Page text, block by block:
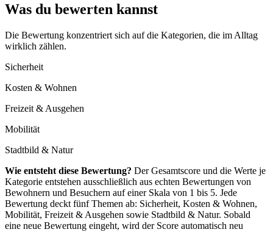
Was du bewerten kannst
Die Bewertung konzentriert sich auf die Kategorien, die im Alltag
wirklich zählen.
Sicherheit
Kosten & Wohnen
Freizeit & Ausgehen
Mobilität
Stadtbild & Natur
Wie entsteht diese Bewertung? Der Gesamtscore und die Werte je
Kategorie entstehen ausschließlich aus echten Bewertungen von
Bewohnern und Besuchern auf einer Skala von 1 bis 5. Jede
Bewertung deckt fünf Themen ab: Sicherheit, Kosten & Wohnen,
Mobilität, Freizeit & Ausgehen sowie Stadtbild & Natur. Sobald
eine neue Bewertung eingeht, wird der Score automatisch neu